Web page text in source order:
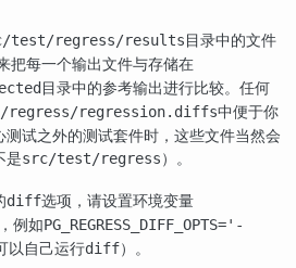
test/regress/results目录中的文件
把每一个输出文件与存储在
目录中的参考输出进行比较。任何
regression.diffs中便于你
试之外的测试套件时，这些文件当然会
是src/test/regress）。
diff选项，请设置环境变量
，例如PG_REGRESS_DIFF_OPTS='-
以自己运行diff）。